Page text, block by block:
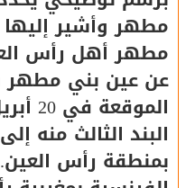
مطهر وأشير إليها
مطهر أهل رأس
عن عين بني مطهر
البند الثالث منه
بمنطقة رأس